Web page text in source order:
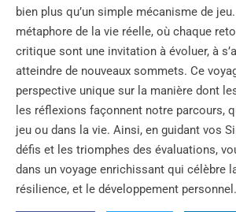
bien plus qu’un simple mécanisme de
métaphore de la vie réelle, où chaque
critique sont une invitation à évoluer, à
atteindre de nouveaux sommets. Ce
perspective unique sur la manière dont
les réflexions façonnent notre parcours,
jeu ou dans la vie. Ainsi, en guidant vos
défis et les triomphes des évaluations,
dans un voyage enrichissant qui célèbre
résilience, et le développement personnel.